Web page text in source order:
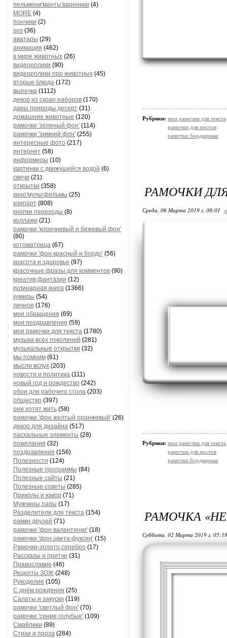
пельмени'манты'вареники (4)
MORE (4)
пончики (2)
sos (36)
аватары (29)
анимация (462)
в мире животных (26)
видеоролики (90)
видеоролики про животных (45)
вторые блюда (172)
выпечка (1112)
декор из скрап.наборов (170)
дары природы десерт (31)
домашние животные (120)
рамочки 'зеленый фон' (114)
рамочки 'зимний фон' (255)
интересные фото (217)
интернет (58)
информеры (10)
картинки с движущейся водой (6)
свечи (21)
открытки (358)
кино'мультфильмы (25)
клипарт (808)
кнопки переходы (8)
коллажи (21)
рамочки 'коричневый и бежевый фон'
(80)
котоматрица (67)
рамочки 'фон красный и бордо' (56)
красота и здоровье (97)
красочные фразы для комментов (90)
креатив,фантазии (12)
кулинарная книга (1366)
кумиры (54)
личное (176)
мои обращения (69)
мои поздравления (59)
мои рамочки для текста (1780)
музыка всех поколений (281)
музыкальные открытки (32)
мы помним (61)
мысли вслух (203)
новости и политика (111)
новый год и рождество (242)
обои для рабочего стола (203)
общество (397)
они хотят жить (58)
рамочки 'фон желтый оранжевый' (26)
декор для дизайна (517)
пасхальные элементы (28)
пожелания (32)
поздравления (156)
Полезности (124)
Полезные программы (84)
Полезные сайты (21)
Полезные советы (285)
Приколы и юмор (71)
Мужчины,пары (17)
Разделители для текста (154)
рамки друзей (71)
рамочки 'фон валентинки' (18)
рамочки 'фон цвета фуксии' (15)
Рамочки-золото,серебро (17)
Рассказы и притчи (31)
Православие (46)
Рецепты ЗОЖ (248)
Рукоделие (105)
С днём рождения (25)
Салаты и закуски (119)
рамочки 'светлый фон' (70)
рамочки 'синие голубые' (109)
Смайлики (89)
Стихи и проза (284)
Рубрики: мои рамочки для текста
рамочки для постов
рамочки бордюрные
РАМОЧКИ
Среда, 06 Марта 2019 г. 08:01
Рубрики: мои рамочки для текста
рамочки для постов
рамочки бордюрные
РАМОЧКА
Суббота, 02 Марта 2019 г.